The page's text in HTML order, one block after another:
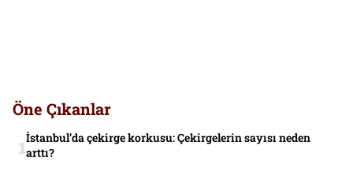
Öne Çıkanlar
İstanbul’da çekirge korkusu: Çekirgelerin sayısı neden
arttı?